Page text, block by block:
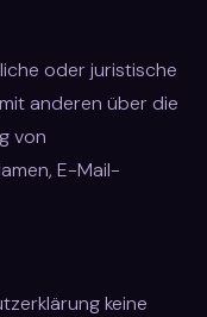
oder juristische
anderen über die
von
E-Mail-
keine